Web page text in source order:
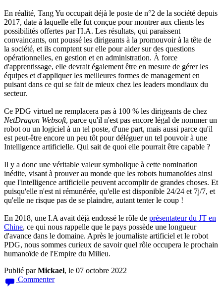
En réalité, Tang Yu occupait déjà le poste de n°2 de la société depuis
2017, date à laquelle elle fut conçue pour montrer aux clients les
possibilités offertes par l'I.A. Les résultats, qui paraissent
convaincants, ont poussé les dirigeants à la promouvoir à la tête de
la société, et ils comptent sur elle pour aider sur des questions
opérationnelles, en gestion et en administration. À force
d'apprentissage, elle devrait également être en mesure de gérer les
équipes et d'appliquer les meilleures formes de management en
puisant dans ce qui se fait de mieux chez les leaders mondiaux du
secteur.
Ce PDG virtuel ne remplacera pas à 100 % les dirigeants de chez
NetDragon Websoft, parce qu'il n'est pas encore légal de nommer un
robot ou un logiciel à un tel poste, d'une part, mais aussi parce qu'il
est peut-être encore un peu tôt pour déléguer un tel pouvoir à une
Intelligence artificielle. Qui sait de quoi elle pourrait être capable ?
Il y a donc une véritable valeur symbolique à cette nomination
inédite, visant à prouver au monde que les robots humanoïdes ainsi
que l'intelligence artificielle peuvent accomplir de grandes choses. Et
puisqu'elle n'est ni rémunérée, qu'elle est disponible 24/24 et 7j/7, et
qu'elle ne risque pas de se plaindre, autant tenter le coup !
En 2018, une I.A avait déjà endossé le rôle de présentateur du JT en
Chine, ce qui nous rappelle que le pays possède une longueur
d'avance dans le domaine. Après le journaliste artificiel et le robot
PDG, nous sommes curieux de savoir quel rôle occupera le prochain
humanoïde de l'Empire du Milieu.
Publié parMickael, le 07 octobre 2022
Commenter